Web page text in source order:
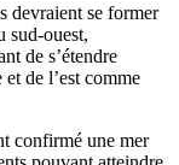
devraient se former
sud-ouest,
de s’étendre
de l’est comme
confirmé une mer